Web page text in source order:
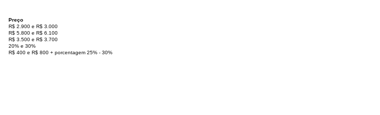
Preço
R$ 2.900 e R$ 3.000
R$ 5.800 e R$ 6.100
R$ 3.500 e R$ 3.700
20% e 30%
R$ 400 e R$ 800 + porcentagem 25% - 30%